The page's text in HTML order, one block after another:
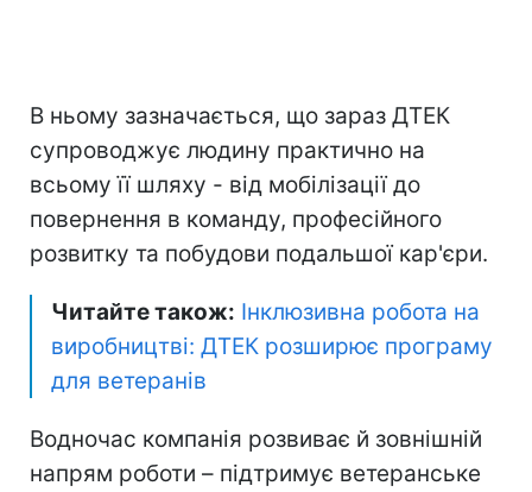
В ньому зазначається, що зараз ДТЕК
супроводжує людину практично на
всьому її шляху - від мобілізації до
повернення в команду, професійного
розвитку та побудови подальшої кар'єри.
Читайте також: Інклюзивна робота на
виробництві: ДТЕК розширює програму
для ветеранів
Водночас компанія розвиває й зовнішній
напрям роботи – підтримує ветеранське